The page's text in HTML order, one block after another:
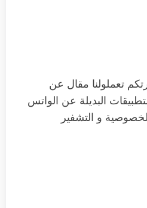
تعملولنا مقال عن
البديلة عن الواتس
و التشفير